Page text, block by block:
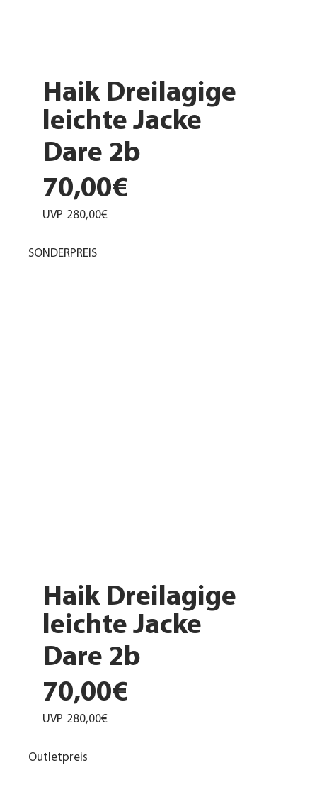
Haik Dreilagige
leichte Jacke
Dare 2b
70,00€
UVP 280,00€
Haik Dreilagige
leichte Jacke
Dare 2b
70,00€
UVP 280,00€
SONDERPREIS
Outletpreis